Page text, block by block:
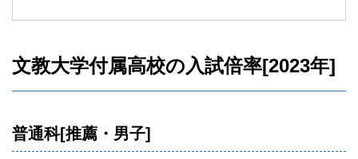
文教大学付属高校の入試倍率[2023年]
普通科[推薦・男子]